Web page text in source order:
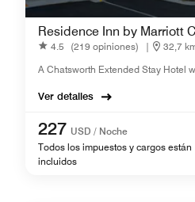
Residence Inn by Marriott
4.5 (219 opiniones) |
32,7
A Chatsworth Extended Stay Hotel
Ver detalles
227 USD / Noche
Todos los impuestos y cargos están
incluidos